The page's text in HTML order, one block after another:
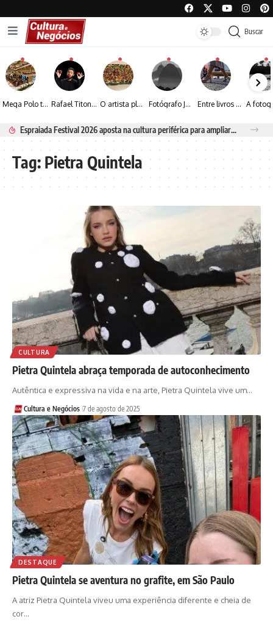
Buscar
Mega Polo transforma lançamento de coleção em plataforma nacional de negócios e projeta crescimento de mais de 15% Rafael Titonelly leva magia e acolhimento a crianças em tratamento oncológico em Juiz de Fora O artista plástico Jorge Luiz transforma sustentabilidade e criatividade em arte contemporânea Fotógrafo José Roberto apresenta um olhar sensível sobre arquitetura, formas e luz na fotografia Entre livros e fotografia autoral, Sebastião Reis consolida uma trajetória marcada pelo olhar artístico
Espraiada Festival 2026 aposta na cultura periférica para ampliar oportunidades na zona sul
Tag:Pietra Quintela
CULTURA
Pietra Quintela abraça temporada de autoconhecimento
Autêntica e expressiva na vida e na arte, Pietra Quintela vive um…
Cultura e Negócios 7 de agosto de 2025
DESTAQUE
Pietra Quintela se aventura no grafite, em São Paulo
A atriz Pietra Quintela viveu uma experiência diferente e cheia de
cor…